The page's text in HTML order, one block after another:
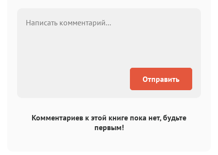
Отправить
Комментариев к этой книге пока нет, будьте
первым!